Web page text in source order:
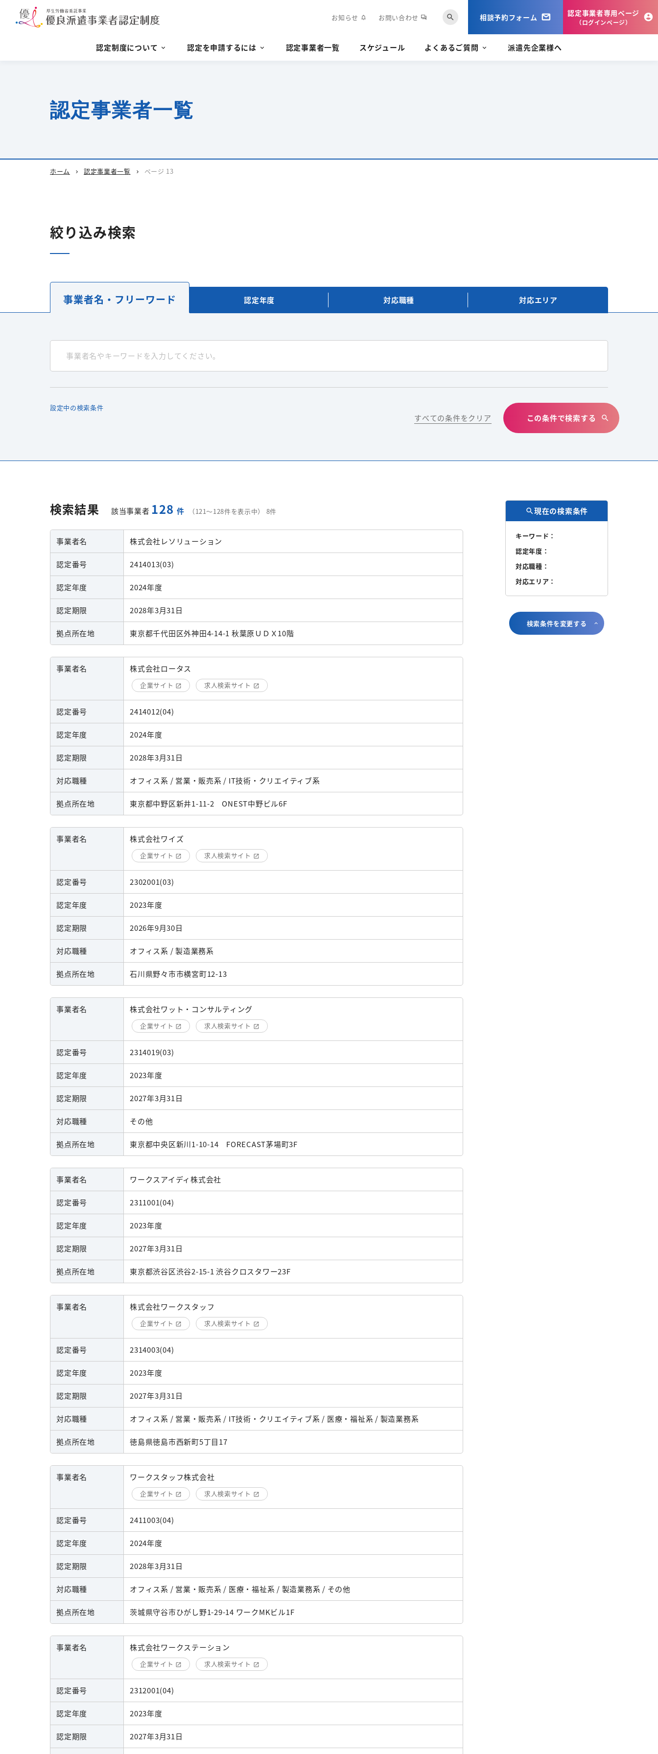
お知らせ notifications お問い合わせ forum search 相談予約フォーム 認定事業者専用ページ
（ログインページ）
認定制度について 認定を申請するには 認定事業者一覧 スケジュール よくあるご質問 派遣先企業様へ
認定事業者一覧
ホーム chevron_right 認定事業者一覧 chevron_right ページ 13
絞り込み検索
事業者名・ フリーワード 認定年度 対応職種 対応エリア
設定中の検索条件
すべての条件をクリア この条件で検索する
検索結果 該当事業者 128件 （121〜128件を表示中） 8件
事業者名 株式会社レソリューション
認定番号 2414013(03)
認定年度 2024年度
認定期限 2028年3月31日
拠点所在地 東京都千代田区外神田4-14-1 秋葉原ＵＤＸ10階
事業者名 株式会社ロータス
企業サイト 求人検索サイト
認定番号 2414012(04)
認定年度 2024年度
認定期限 2028年3月31日
対応職種 オフィス系 / 営業・販売系 / IT技術・クリエイティブ系
拠点所在地 東京都中野区新井1-11-2 ONEST中野ビル6F
事業者名 株式会社ワイズ
企業サイト 求人検索サイト
認定番号 2302001(03)
認定年度 2023年度
認定期限 2026年9月30日
対応職種 オフィス系 / 製造業務系
拠点所在地 石川県野々市市横宮町12-13
事業者名 株式会社ワット・コンサルティング
企業サイト 求人検索サイト
認定番号 2314019(03)
認定年度 2023年度
認定期限 2027年3月31日
対応職種 その他
拠点所在地 東京都中央区新川1-10-14 FORECAST茅場町3F
事業者名 ワークスアイディ株式会社
認定番号 2311001(04)
認定年度 2023年度
認定期限 2027年3月31日
拠点所在地 東京都渋谷区渋谷2-15-1 渋谷クロスタワー23F
事業者名 株式会社ワークスタッフ
企業サイト 求人検索サイト
認定番号 2314003(04)
認定年度 2023年度
認定期限 2027年3月31日
対応職種 オフィス系 / 営業・販売系 / IT技術・クリエイティブ系 / 医療・福祉系 / 製造業務系
拠点所在地 徳島県徳島市西新町5丁目17
事業者名 ワークスタッフ株式会社
企業サイト 求人検索サイト
認定番号 2411003(04)
認定年度 2024年度
認定期限 2028年3月31日
対応職種 オフィス系 / 営業・販売系 / 医療・福祉系 / 製造業務系 / その他
拠点所在地 茨城県守谷市ひがし野1-29-14 ワークMKビル1F
事業者名 株式会社ワークステーション
企業サイト 求人検索サイト
認定番号 2312001(04)
認定年度 2023年度
認定期限 2027年3月31日
search現在の検索条件
キーワード：
認定年度：
対応職種：
対応エリア：
検索条件を変更する